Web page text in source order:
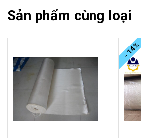
Sản phẩm cùng loại
- 14%